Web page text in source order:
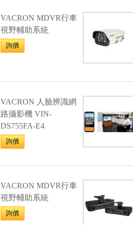
VACRON MDVR行車
視野輔助系統
詢價
VACRON 人臉辨識網
路攝影機 VIN-
DS755FA-E4
詢價
VACRON MDVR行車
視野輔助系統
詢價